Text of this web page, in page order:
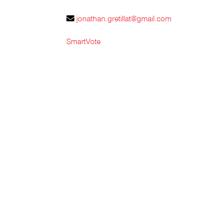
jonathan.gretillat@gmail.com
SmartVote